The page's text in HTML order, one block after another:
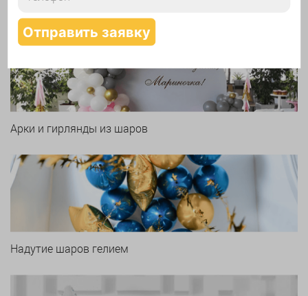
Печать логотипа
Арки и гирлянды из шаров
Надутие шаров гелием